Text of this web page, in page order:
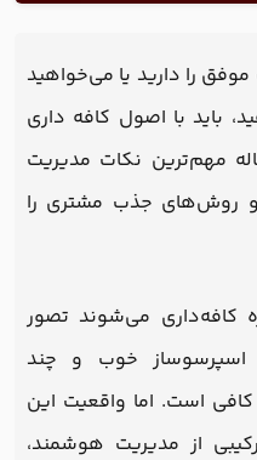
را دارید یا می‌خواهید
باید با اصول کافه داری
مهم‌ترین نکات مدیریت
و روش‌های جذب مشتری را
کافه‌داری می‌شوند تصور
خوب و چند
است. اما واقعیت این
از مدیریت هوشمند،